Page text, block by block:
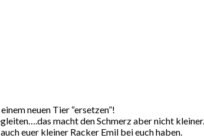
neuen Tier “ersetzen”!
macht den Schmerz aber nicht kleiner.
euer kleiner Racker Emil bei euch haben.